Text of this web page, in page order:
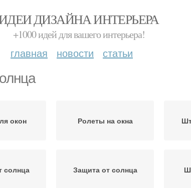
ДИЗАЙНА ИНТЕРЬЕРА
+1000 идей для вашего интерьера!
главная новости статьи
окон Ролеты на окна
солнца Защита от солнца